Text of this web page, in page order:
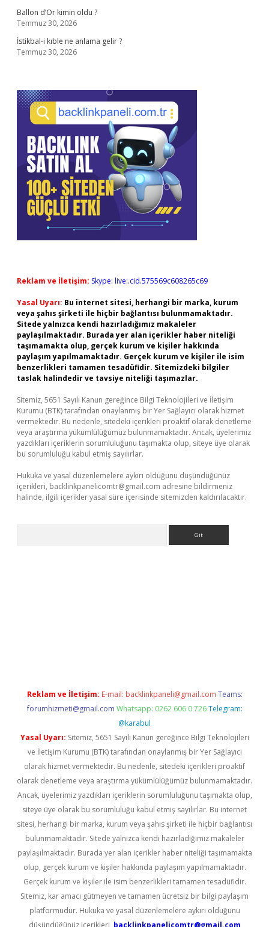
Ballon d’Or kimin oldu ?
Temmuz 30, 2026
İstikbal-i kıble ne anlama gelir ?
Temmuz 30, 2026
Reklam ve İletişim: Skype: live:.cid.575569c608265c69
Yasal Uyarı: Bu internet sitesi, herhangi bir marka, kurum
veya şahıs şirketi ile hiçbir bağlantısı bulunmamaktadır.
Sitede yalnızca kendi hazırladığımız makaleler
paylaşılmaktadır. Burada yer alan içerikler haber niteliği
taşımamakta olup, gerçek kurum ve kişiler hakkında
paylaşım yapılmamaktadır. Gerçek kurum ve kişiler ile isim
benzerlikleri tamamen tesadüfidir. Sitemizdeki bilgiler
taslak halindedir ve tavsiye niteliği taşımazlar.
Sitemiz, 5651 Sayılı Kanun gereğince Bilgi Teknolojileri ve İletişim
Kurumu (BTK) tarafından onaylanmış bir Yer Sağlayıcı olarak hizmet
vermektedir. Bu nedenle, sitedeki içerikleri proaktif olarak denetleme
veya araştırma yükümlülüğümüz bulunmamaktadır. Ancak, üyelerimiz
yazdıkları içeriklerin sorumluluğunu taşımakta olup, siteye üye olarak
bu sorumluluğu kabul etmiş sayılırlar.
Hukuka ve yasal düzenlemelere aykırı olduğunu düşündüğünüz
içerikleri, backlinkpanelicomtr@gmail.com adresine bildirmeniz
halinde, ilgili içerikler yasal süre içerisinde sitemizden kaldırılacaktır.
Reklam ve İletişim: E-mail: backlinkpaneli@gmail.com Teams:
forumhizmeti@gmail.com Whatsapp: 0262 606 0 726 Telegram:
@karabul
Yasal Uyarı: Sitemiz, 5651 Sayılı Kanun gereğince Bilgi Teknolojileri
ve İletişim Kurumu (BTK) tarafından onaylanmış bir Yer Sağlayıcı
olarak hizmet vermektedir. Bu nedenle, sitedeki içerikleri proaktif
olarak denetleme veya araştırma yükümlülüğümüz bulunmamaktadır.
Ancak, üyelerimiz yazdıkları içeriklerin sorumluluğunu taşımakta olup,
siteye üye olarak bu sorumluluğu kabul etmiş sayılırlar. Bu internet
sitesi, herhangi bir marka, kurum veya şahıs şirketi ile hiçbir bağlantısı
bulunmamaktadır. Sitede yalnızca kendi hazırladığımız makaleler
paylaşılmaktadır. Burada yer alan içerikler haber niteliği taşımamakta
olup, gerçek kurum ve kişiler hakkında paylaşım yapılmamaktadır.
Gerçek kurum ve kişiler ile isim benzerlikleri tamamen tesadüfidir.
Sitemiz, kar amacı gütmeyen ve tamamen ücretsiz bir bilgi paylaşım
platformudur. Hukuka ve yasal düzenlemelere aykırı olduğunu
düşündüğünüz içerikleri, backlinkpanelicomtr@gmail.com